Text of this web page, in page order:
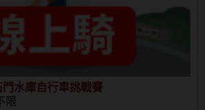
門水庫自行車挑戰賽
限